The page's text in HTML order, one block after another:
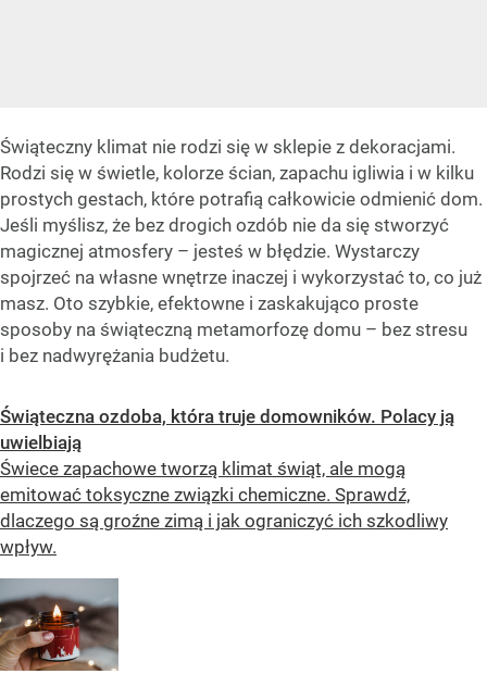
Świąteczny klimat nie rodzi się w sklepie z dekoracjami.
Rodzi się w świetle, kolorze ścian, zapachu igliwia i w kilku
prostych gestach, które potrafią całkowicie odmienić dom.
Jeśli myślisz, że bez drogich ozdób nie da się stworzyć
magicznej atmosfery – jesteś w błędzie. Wystarczy
spojrzeć na własne wnętrze inaczej i wykorzystać to, co już
masz. Oto szybkie, efektowne i zaskakująco proste
sposoby na świąteczną metamorfozę domu – bez stresu
i bez nadwyrężania budżetu.
Świąteczna ozdoba, która truje domowników. Polacy ją
uwielbiają
Świece zapachowe tworzą klimat świąt, ale mogą
emitować toksyczne związki chemiczne. Sprawdź,
dlaczego są groźne zimą i jak ograniczyć ich szkodliwy
wpływ.